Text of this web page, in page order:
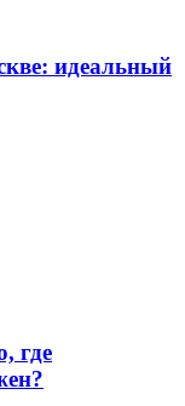
идеальный
где